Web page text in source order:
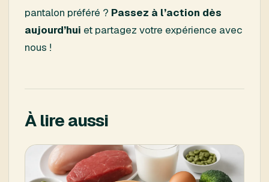
pantalon préféré ? Passez à l’action dès
aujourd’hui et partagez votre expérience avec
nous !
À lire aussi